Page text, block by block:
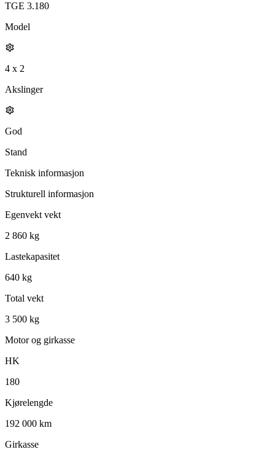
TGE 3.180
Model
4 x 2
Akslinger
God
Stand
Teknisk informasjon
Strukturell informasjon
Egenvekt vekt
2 860 kg
Lastekapasitet
640 kg
Total vekt
3 500 kg
Motor og girkasse
HK
180
Kjørelengde
192 000 km
Girkasse